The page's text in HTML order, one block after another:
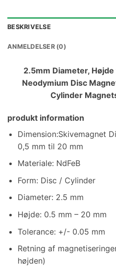
BESKRIVELSE
ANMELDELSER (0)
2.5mm Diameter,
Neodymium Disc
Cylinder
produkt information
Dimension:Skivemagnet
0,5 mm til 20 mm
Materiale: NdFeB
Form: Disc / Cylinder
Diameter: 2.5 mm
Højde: 0.5 mm – 20 mm
Tolerance: +/- 0.05 mm
Retning af
højden)